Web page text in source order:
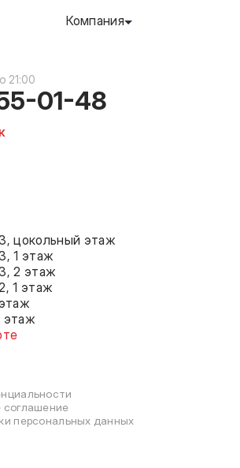
Компания
соглашение
персональных данных
21:00
01-48
цокольный этаж
1 этаж
2 этаж
1 этаж
этаж